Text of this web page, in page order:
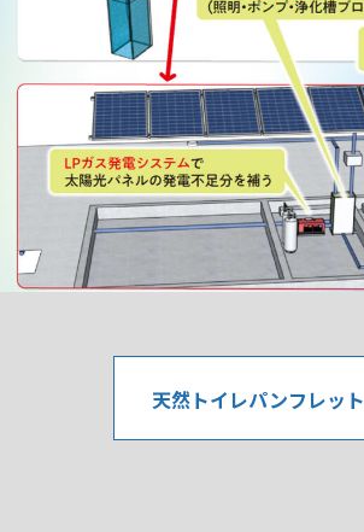
天然トイレパンフレット